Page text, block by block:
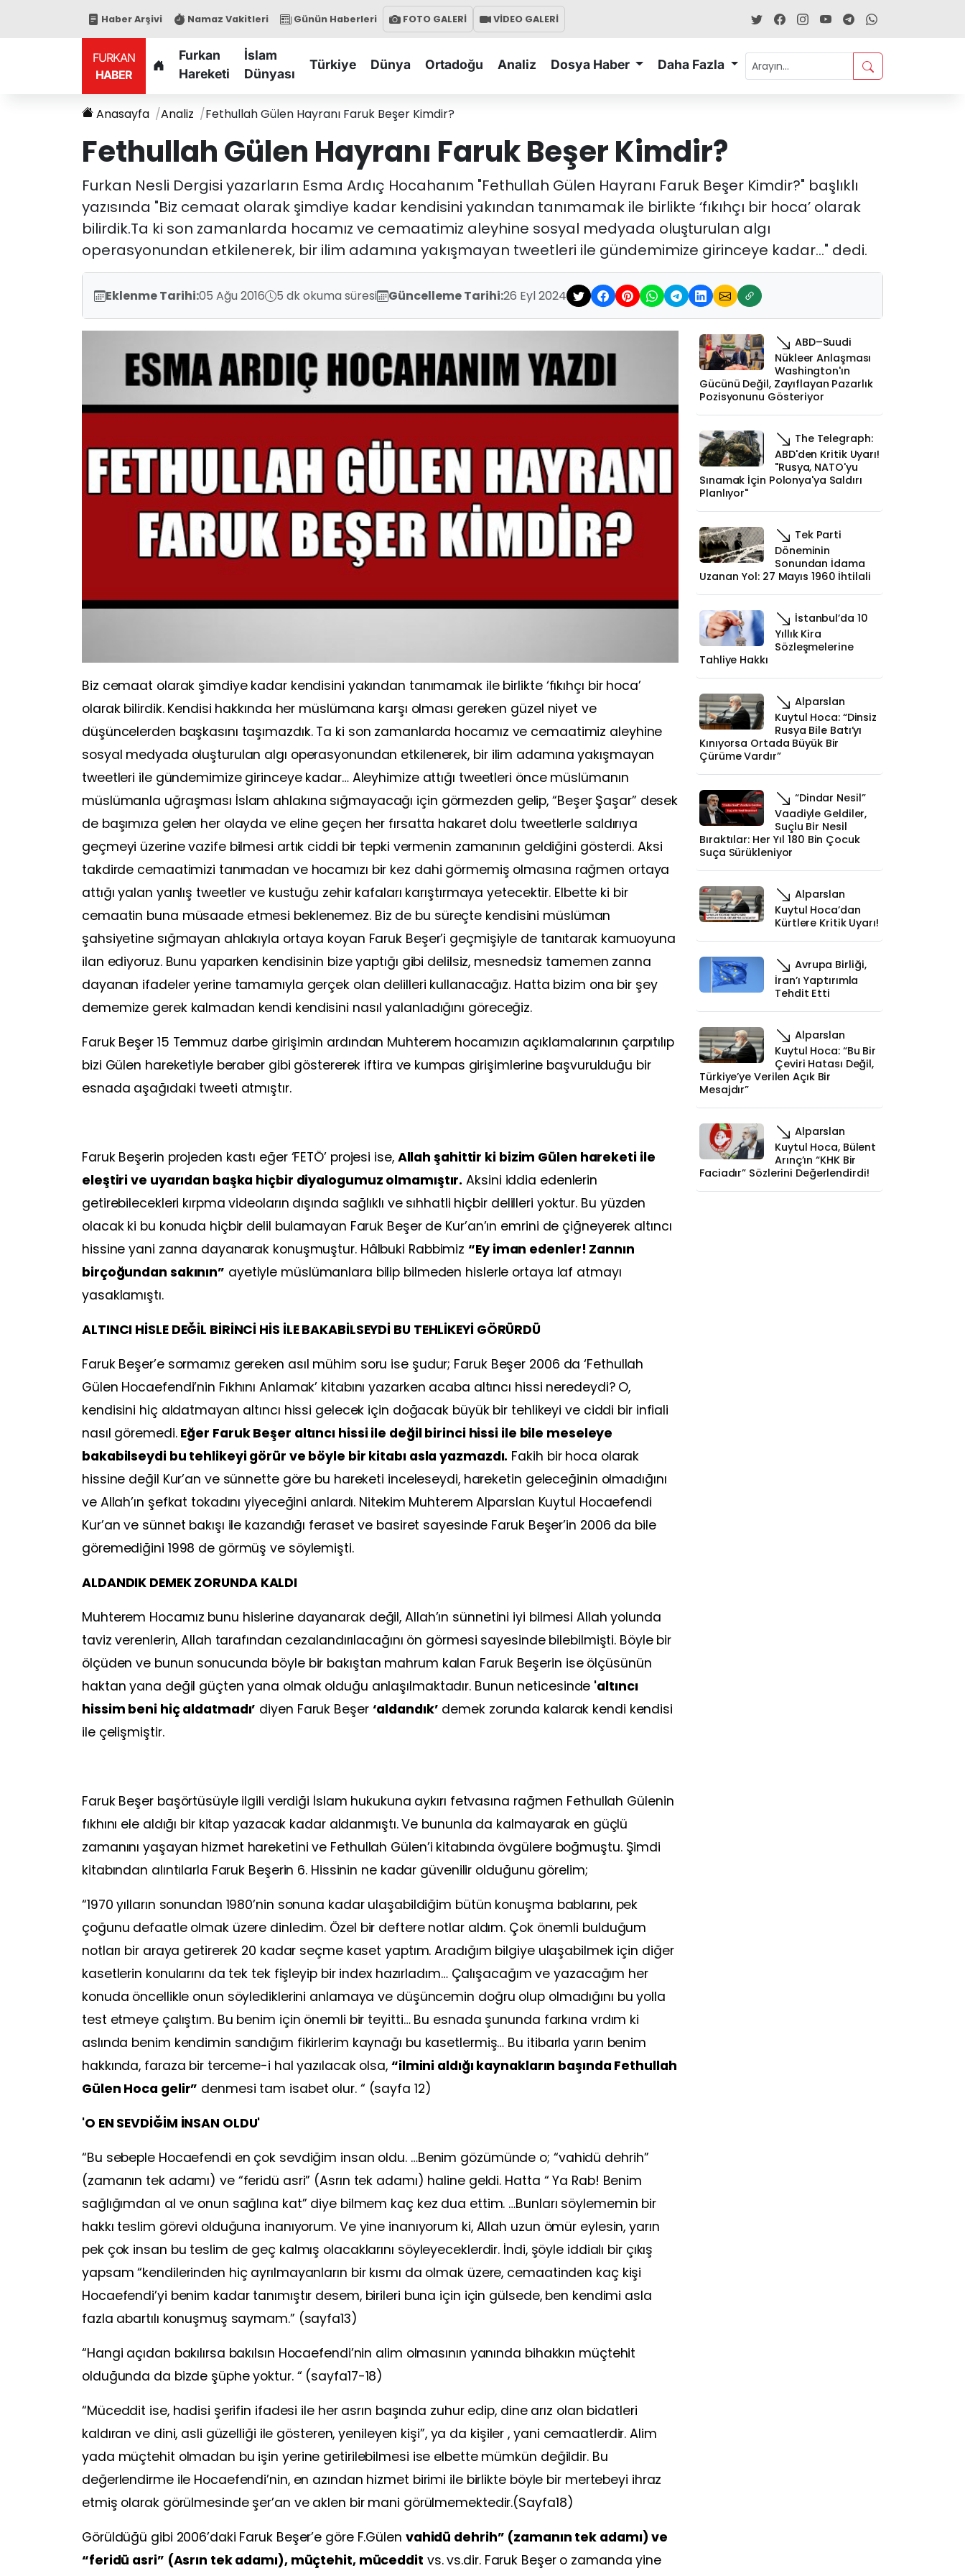
Haber Arşivi Namaz Vakitleri Günün Haberleri FOTO GALERİ VİDEO GALERİ
FURKAN
HABER
Furkan
Hareketi
İslam
Dünyası
Türkiye Dünya Ortadoğu Analiz Dosya Haber Daha Fazla
Anasayfa Analiz Fethullah Gülen Hayranı Faruk Beşer Kimdir?
Fethullah Gülen Hayranı Faruk Beşer Kimdir?
Furkan Nesli Dergisi yazarların Esma Ardıç Hocahanım "Fethullah Gülen Hayranı Faruk Beşer Kimdir?" başlıklı
yazısında "Biz cemaat olarak şimdiye kadar kendisini yakından tanımamak ile birlikte ‘fıkıhçı bir hoca’ olarak
bilirdik.Ta ki son zamanlarda hocamız ve cemaatimiz aleyhine sosyal medyada oluşturulan algı
operasyonundan etkilenerek, bir ilim adamına yakışmayan tweetleri ile gündemimize girinceye kadar…" dedi.
Eklenme Tarihi:05 Ağu 2016 5 dk okuma süresi Güncelleme Tarihi:26 Eyl 2024
Biz cemaat olarak şimdiye kadar kendisini yakından tanımamak ile birlikte ‘fıkıhçı bir hoca’
olarak bilirdik. Kendisi hakkında her müslümana karşı olması gereken güzel niyet ve
düşüncelerden başkasını taşımazdık. Ta ki son zamanlarda hocamız ve cemaatimiz aleyhine
sosyal medyada oluşturulan algı operasyonundan etkilenerek, bir ilim adamına yakışmayan
tweetleri ile gündemimize girinceye kadar… Aleyhimize attığı tweetleri önce müslümanın
müslümanla uğraşması İslam ahlakına sığmayacağı için görmezden gelip, “Beşer Şaşar” desek
de başımıza gelen her olayda ve eline geçen her fırsatta hakaret dolu tweetlerle saldırıya
geçmeyi üzerine vazife bilmesi artık ciddi bir tepki vermenin zamanının geldiğini gösterdi. Aksi
takdirde cemaatimizi tanımadan ve hocamızı bir kez dahi görmemiş olmasına rağmen ortaya
attığı yalan yanlış tweetler ve kustuğu zehir kafaları karıştırmaya yetecektir. Elbette ki bir
cemaatin buna müsaade etmesi beklenemez. Biz de bu süreçte kendisini müslüman
şahsiyetine sığmayan ahlakıyla ortaya koyan Faruk Beşer’i geçmişiyle de tanıtarak kamuoyuna
ilan ediyoruz. Bunu yaparken kendisinin bize yaptığı gibi delilsiz, mesnedsiz tamemen zanna
dayanan ifadeler yerine tamamıyla gerçek olan delilleri kullanacağız. Hatta bizim ona bir şey
dememize gerek kalmadan kendi kendisini nasıl yalanladığını göreceğiz.
Faruk Beşer 15 Temmuz darbe girişimin ardından Muhterem hocamızın açıklamalarının çarpıtılıp
bizi Gülen hareketiyle beraber gibi göstererek iftira ve kumpas girişimlerine başvurulduğu bir
esnada aşağıdaki tweeti atmıştır.
Faruk Beşerin projeden kastı eğer ‘FETÖ’ projesi ise, Allah şahittir ki bizim Gülen hareketi ile
eleştiri ve uyarıdan başka hiçbir diyalogumuz olmamıştır. Aksini iddia edenlerin
getirebilecekleri kırpma videoların dışında sağlıklı ve sıhhatli hiçbir delilleri yoktur. Bu yüzden
olacak ki bu konuda hiçbir delil bulamayan Faruk Beşer de Kur’an’ın emrini de çiğneyerek altıncı
hissine yani zanna dayanarak konuşmuştur. Hâlbuki Rabbimiz“Ey iman edenler! Zannın
birçoğundan sakının” ayetiyle müslümanlara bilip bilmeden hislerle ortaya laf atmayı
yasaklamıştı.
ALTINCI HİSLE DEĞİL BİRİNCİ HİS İLE BAKABİLSEYDİ BU TEHLİKEYİ GÖRÜRDÜ
Faruk Beşer’e sormamız gereken asıl mühim soru ise şudur; Faruk Beşer 2006 da ‘Fethullah
Gülen Hocaefendi’nin Fıkhını Anlamak’ kitabını yazarken acaba altıncı hissi neredeydi? O,
kendisini hiç aldatmayan altıncı hissi gelecek için doğacak büyük bir tehlikeyi ve ciddi bir infiali
nasıl göremedi. Eğer Faruk Beşer altıncı hissi ile değil birinci hissi ile bile meseleye
bakabilseydi bu tehlikeyi görür ve böyle bir kitabı asla yazmazdı. Fakih bir hoca olarak
hissine değil Kur’an ve sünnette göre bu hareketi inceleseydi, hareketin geleceğinin olmadığını
ve Allah’ın şefkat tokadını yiyeceğini anlardı. Nitekim Muhterem Alparslan Kuytul Hocaefendi
Kur’an ve sünnet bakışı ile kazandığı feraset ve basiret sayesinde Faruk Beşer’in 2006 da bile
göremediğini 1998 de görmüş ve söylemişti.
ALDANDIK DEMEK ZORUNDA KALDI
Muhterem Hocamız bunu hislerine dayanarak değil, Allah’ın sünnetini iyi bilmesi Allah yolunda
taviz verenlerin, Allah tarafından cezalandırılacağını ön görmesi sayesinde bilebilmişti. Böyle bir
ölçüden ve bunun sonucunda böyle bir bakıştan mahrum kalan Faruk Beşerin ise ölçüsünün
haktan yana değil güçten yana olmak olduğu anlaşılmaktadır. Bunun neticesinde 'altıncı
hissim beni hiç aldatmadı’ diyen Faruk Beşer ‘aldandık’ demek zorunda kalarak kendi kendisi
ile çelişmiştir.
Faruk Beşer başörtüsüyle ilgili verdiği İslam hukukuna aykırı fetvasına rağmen Fethullah Gülenin
fıkhını ele aldığı bir kitap yazacak kadar aldanmıştı. Ve bununla da kalmayarak en güçlü
zamanını yaşayan hizmet hareketini ve Fethullah Gülen’i kitabında övgülere boğmuştu. Şimdi
kitabından alıntılarla Faruk Beşerin 6. Hissinin ne kadar güvenilir olduğunu görelim;
“1970 yılların sonundan 1980’nin sonuna kadar ulaşabildiğim bütün konuşma bablarını, pek
çoğunu defaatle olmak üzere dinledim. Özel bir deftere notlar aldım. Çok önemli bulduğum
notları bir araya getirerek 20 kadar seçme kaset yaptım. Aradığım bilgiye ulaşabilmek için diğer
kasetlerin konularını da tek tek fişleyip bir index hazırladım… Çalışacağım ve yazacağım her
konuda öncellikle onun söylediklerini anlamaya ve düşüncemin doğru olup olmadığını bu yolla
test etmeye çalıştım. Bu benim için önemli bir teyitti… Bu esnada şununda farkına vrdım ki
aslında benim kendimin sandığım fikirlerim kaynağı bu kasetlermiş… Bu itibarla yarın benim
hakkında, faraza bir terceme-i hal yazılacak olsa, “ilmini aldığı kaynakların başında Fethullah
Gülen Hoca gelir” denmesi tam isabet olur. “ (sayfa 12)
'O EN SEVDİĞİM İNSAN OLDU'
“Bu sebeple Hocaefendi en çok sevdiğim insan oldu. …Benim gözümünde o; “vahidü dehrih”
(zamanın tek adamı) ve “feridü asri” (Asrın tek adamı) haline geldi. Hatta “ Ya Rab! Benim
sağlığımdan al ve onun sağlına kat” diye bilmem kaç kez dua ettim. …Bunları söylememin bir
hakkı teslim görevi olduğuna inanıyorum. Ve yine inanıyorum ki, Allah uzun ömür eylesin, yarın
pek çok insan bu teslim de geç kalmış olacaklarını söyleyeceklerdir. İndi, şöyle iddialı bir çıkış
yapsam “kendilerinden hiç ayrılmayanların bir kısmı da olmak üzere, cemaatinden kaç kişi
Hocaefendi’yi benim kadar tanımıştır desem, birileri buna için için gülsede, ben kendimi asla
fazla abartılı konuşmuş saymam.” (sayfa13)
“Hangi açıdan bakılırsa bakılsın Hocaefendi’nin alim olmasının yanında bihakkın müçtehit
olduğunda da bizde şüphe yoktur. “ (sayfa17-18)
“Müceddit ise, hadisi şerifin ifadesi ile her asrın başında zuhur edip, dine arız olan bidatleri
kaldıran ve dini, asli güzelliği ile gösteren, yenileyen kişi”, ya da kişiler , yani cemaatlerdir. Alim
yada müçtehit olmadan bu işin yerine getirilebilmesi ise elbette mümkün değildir. Bu
değerlendirme ile Hocaefendi’nin, en azından hizmet birimi ile birlikte böyle bir mertebeyi ihraz
etmiş olarak görülmesinde şer’an ve aklen bir mani görülmemektedir.(Sayfa18)
Görüldüğü gibi 2006’daki Faruk Beşer’e göre F.Gülen vahidü dehrih” (zamanın tek adamı) ve
“feridü asri” (Asrın tek adamı), müçtehit, müceddit vs. vs.dir. Faruk Beşer o zamanda yine
ABD–Suudi
Nükleer Anlaşması
Washington'ın
Gücünü Değil, Zayıflayan Pazarlık
Pozisyonunu Gösteriyor
The Telegraph:
ABD'den Kritik Uyarı!
"Rusya, NATO'yu
Sınamak İçin Polonya'ya Saldırı
Planlıyor"
Tek Parti
Döneminin
Sonundan İdama
Uzanan Yol: 27 Mayıs 1960 İhtilali
İstanbul’da 10
Yıllık Kira
Sözleşmelerine
Tahliye Hakkı
Alparslan
Kuytul Hoca: “Dinsiz
Rusya Bile Batı’yı
Kınıyorsa Ortada Büyük Bir
Çürüme Vardır”
“Dindar Nesil”
Vaadiyle Geldiler,
Suçlu Bir Nesil
Bıraktılar: Her Yıl 180 Bin Çocuk
Suça Sürükleniyor
Alparslan
Kuytul Hoca’dan
Kürtlere Kritik Uyarı!
Avrupa Birliği,
İran’ı Yaptırımla
Tehdit Etti
Alparslan
Kuytul Hoca: “Bu Bir
Çeviri Hatası Değil,
Türkiye’ye Verilen Açık Bir
Mesajdır”
Alparslan
Kuytul Hoca, Bülent
Arınç’ın “KHK Bir
Faciadır” Sözlerini Değerlendirdi!